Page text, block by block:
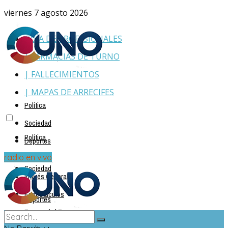
viernes 7 agosto 2026
GUÍA DE PROFESIONALES
| FARMACIAS DE TURNO
| FALLECIMIENTOS
| MAPAS DE ARRECIFES
Política
Sociedad
Deportes
Policiales
Interés General
Espectáculos
Economía | Empresas
Política
Sociedad
Deportes
radio en vivo